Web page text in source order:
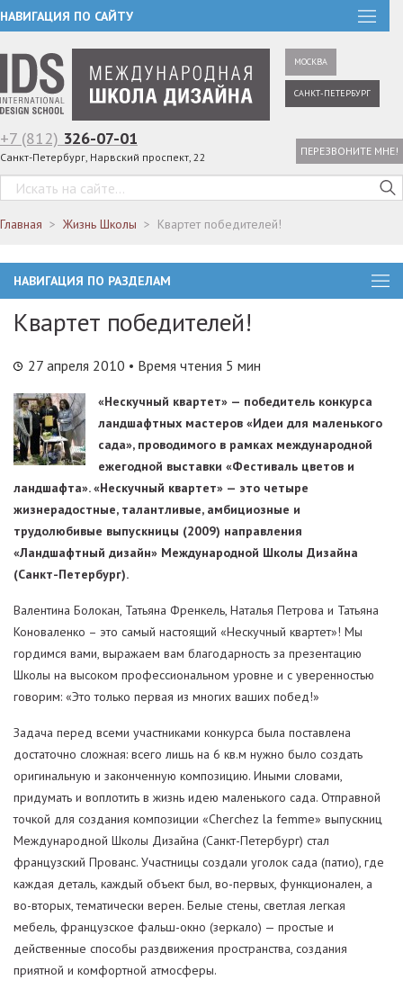
НАВИГАЦИЯ ПО САЙТУ
МОСКВА
САНКТ-ПЕТЕРБУРГ
+7 (812) 326-07-01
Санкт-Петербург, Нарвский проспект, 22 ПЕРЕЗВОНИТЕ МНЕ!
Главная Жизнь Школы Квартет победителей!
НАВИГАЦИЯ ПО РАЗДЕЛАМ
Квартет победителей!
27 апреля 2010 • Время чтения 5 мин
«Нескучный квартет» — победитель конкурса
ландшафтных мастеров «Идеи для маленького
сада», проводимого в рамках международной
ежегодной выставки «Фестиваль цветов и
ландшафта». «Нескучный квартет» — это четыре
жизнерадостные, талантливые, амбициозные и
трудолюбивые выпускницы (2009) направления
«Ландшафтный дизайн» Международной Школы Дизайна
(Санкт-Петербург).
Валентина Болокан, Татьяна Френкель, Наталья Петрова и Татьяна
Коноваленко – это самый настоящий «Нескучный квартет»! Мы
гордимся вами, выражаем вам благодарность за презентацию
Школы на высоком профессиональном уровне и с уверенностью
говорим: «Это только первая из многих ваших побед!»
Задача перед всеми участниками конкурса была поставлена
достаточно сложная: всего лишь на 6 кв.м нужно было создать
оригинальную и законченную композицию. Иными словами,
придумать и воплотить в жизнь идею маленького сада. Отправной
точкой для создания композиции «Cherchez la femme» выпускниц
Международной Школы Дизайна (Санкт-Петербург) стал
французский Прованс. Участницы создали уголок сада (патио), где
каждая деталь, каждый объект был, во-первых, функционален, а
во-вторых, тематически верен. Белые стены, светлая легкая
мебель, французское фальш-окно (зеркало) — простые и
действенные способы раздвижения пространства, создания
приятной и комфортной атмосферы.